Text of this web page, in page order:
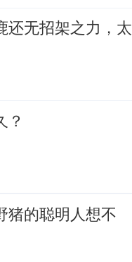
还无招架之力，太
？
猪的聪明人想不